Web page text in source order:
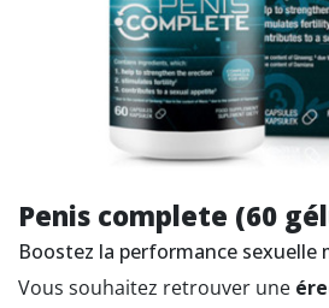
Penis complete (60
Boostez la performance sexuelle
Vous souhaitez retrouver une